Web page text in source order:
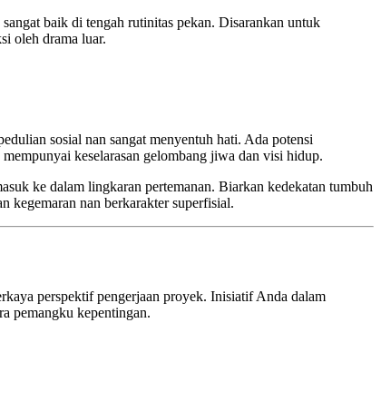
baik di tengah rutinitas pekan. Disarankan untuk
oleh drama luar.
sosial nan sangat menyentuh hati. Ada potensi
keselarasan gelombang jiwa dan visi hidup.
ke dalam lingkaran pertemanan. Biarkan kedekatan tumbuh
kegemaran nan berkarakter superfisial.
perspektif pengerjaan proyek. Inisiatif Anda dalam
pemangku kepentingan.